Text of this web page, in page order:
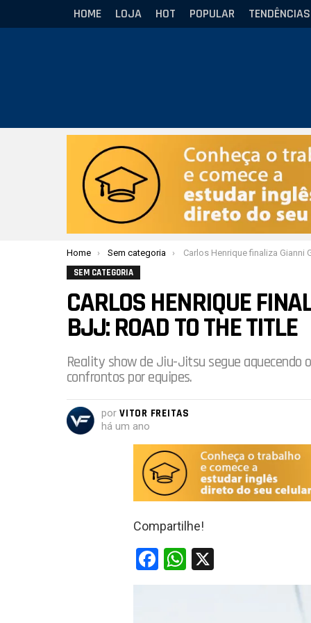
HOME LOJA HOT POPULAR TENDÊNCIAS
Você está aqui:
Home Sem categoria Carlos Henrique finaliza Gianni Grippo no UFC BJJ:
SEM CATEGORIA
CARLOS HENRIQUE
BJJ: ROAD TO THE TITLE
Reality show de Jiu-Jitsu segue aquecendo
confrontos por equipes.
por VITOR FREITAS
há um ano
Compartilhe!
F
W